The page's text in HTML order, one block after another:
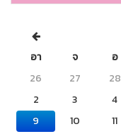
อา
จ อ
26
27 28
2
3 4
9
10 11